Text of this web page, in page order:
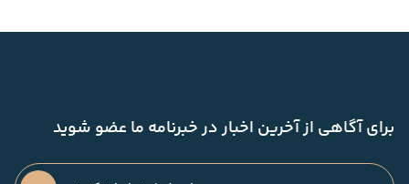
برای آگاهی از آخرین اخبار در خبرنامه ما عضو شوید